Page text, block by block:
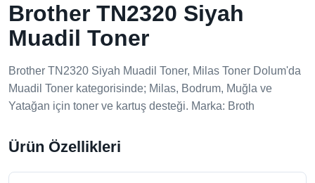
Brother TN2320 Siyah
Muadil Toner
Brother TN2320 Siyah Muadil Toner, Milas Toner Dolum'da
Muadil Toner kategorisinde; Milas, Bodrum, Muğla ve
Yatağan için toner ve kartuş desteği. Marka: Broth
Ürün Özellikleri